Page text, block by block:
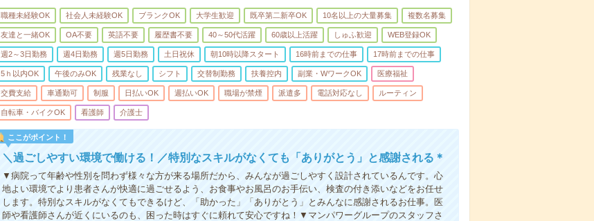
職種未経験OK 社会人未経験OK ブランクOK 大学生歓迎 既卒第二新卒OK 10名以上の大量募集 複数名募集
友達と一緒OK OA不要 英語不要 履歴書不要 40～50代活躍 60歳以上活躍 しゅふ歓迎 WEB登録OK
週2～3日勤務 週4日勤務 週5日勤務 土日祝休 朝10時以降スタート 16時前までの仕事 17時前までの仕事
5ｈ以内OK 午後のみOK 残業なし シフト 交替制勤務 扶養控内 副業・WワークOK 医療福祉
交費支給 車通勤可 制服 日払いOK 週払いOK 職場が禁煙 派遣多 電話対応なし ルーティン
自転車・バイクOK 看護師 介護士
ここがポイント！
＼過ごしやすい環境で働ける！／特別なスキルがなくても「ありがとう」と感謝される＊
▼病院って年齢や性別を問わず様々な方が来る場所だから、みんなが過ごしやすく設計されているんです。心
地よい環境でより患者さんが快適に過ごせるよう、お食事やお風呂のお手伝い、検査の付き添いなどをお任せ
します。特別なスキルがなくてもできるけど、「助かった」「ありがとう」とみんなに感謝されるお仕事。医
師や看護師さんが近くにいるのも、困った時はすぐに頼れて安心ですね！▼マンパワーグループのスタッフさ